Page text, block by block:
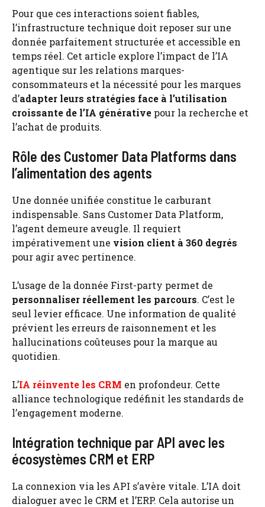
Pour que ces interactions soient fiables,
l’infrastructure technique doit reposer sur une
donnée parfaitement structurée et accessible en
temps réel. Cet article explore l’impact de l’IA
agentique sur les relations marques-
consommateurs et la nécessité pour les marques
d’adapter leurs stratégies face à l’utilisation
croissante de l’IA générative pour la recherche et
l’achat de produits.
Rôle des Customer Data Platforms dans
l’alimentation des agents
Une donnée unifiée constitue le carburant
indispensable. Sans Customer Data Platform,
l’agent demeure aveugle. Il requiert
impérativement une vision client à 360 degrés
pour agir avec pertinence.
L’usage de la donnée First-party permet de
personnaliser réellement les parcours. C’est le
seul levier efficace. Une information de qualité
prévient les erreurs de raisonnement et les
hallucinations coûteuses pour la marque au
quotidien.
L’IA réinvente les CRM en profondeur. Cette
alliance technologique redéfinit les standards de
l’engagement moderne.
Intégration technique par API avec les
écosystèmes CRM et ERP
La connexion via les API s’avère vitale. L’IA doit
dialoguer avec le CRM et l’ERP. Cela autorise un